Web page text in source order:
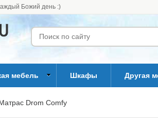
Божий день :)
мебель Шкафы Другая
Drom Comfy